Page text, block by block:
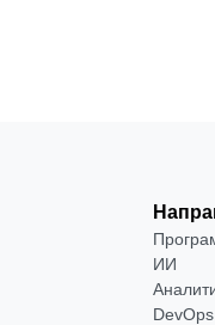
ИИ
DevOps